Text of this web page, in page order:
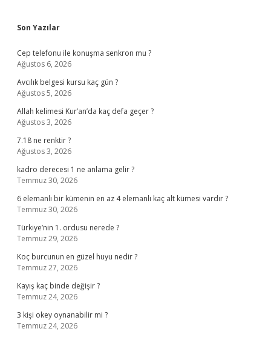
Sidebar
Son Yazılar
Cep telefonu ile konuşma senkron mu ?
Ağustos 6, 2026
Avcılık belgesi kursu kaç gün ?
Ağustos 5, 2026
Allah kelimesi Kur’an’da kaç defa geçer ?
Ağustos 3, 2026
7.18 ne renktir ?
Ağustos 3, 2026
kadro derecesi 1 ne anlama gelir ?
Temmuz 30, 2026
6 elemanlı bir kümenin en az 4 elemanlı kaç alt kümesi vardır ?
Temmuz 30, 2026
Türkiye’nin 1. ordusu nerede ?
Temmuz 29, 2026
Koç burcunun en güzel huyu nedir ?
Temmuz 27, 2026
Kayış kaç binde değişir ?
Temmuz 24, 2026
3 kişi okey oynanabilir mi ?
Temmuz 24, 2026